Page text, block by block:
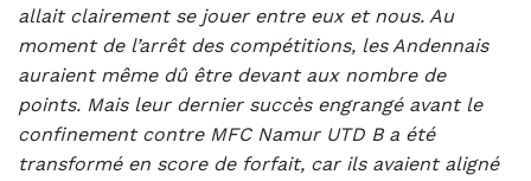
allait clairement se jouer entre eux et nous. Au
moment de l’arrêt des compétitions, les Andennais
auraient même dû être devant aux nombre de
points. Mais leur dernier succès engrangé avant le
confinement contre MFC Namur UTD B a été
transformé en score de forfait, car ils avaient aligné